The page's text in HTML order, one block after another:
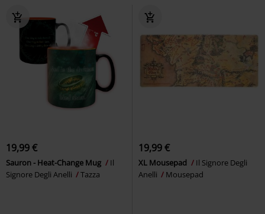
19,99 €
Sauron - Heat-Change Mug
Il
Signore Degli Anelli
Tazza
19,99 €
XL Mousepad
Il Signore Degli
Anelli
Mousepad